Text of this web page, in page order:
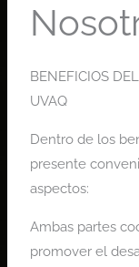
BENEFICIOS
UVAQ
Dentro de los
presente
aspectos:
Ambas partes
promover el